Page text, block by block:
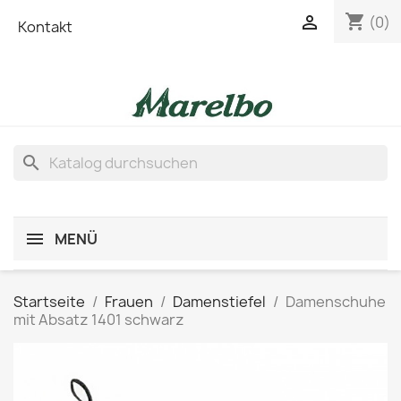
Kontakt shopping_cart (0)

search
MENÜ
Startseite Frauen Damenstiefel
Damenschuhe
mit Absatz 1401 schwarz